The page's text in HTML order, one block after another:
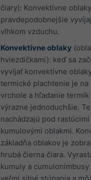
čiary): Konvektívne
pravdepodobnejšie
vlhkom vzduchu.
Konvektívne oblaky
hviezdičkami): keď sa
vyvíjať konvektívne
termické plachtenie je na
vrchole a hľadanie termík
výrazne jednoduchšie.
nachádzajú pod rastúcimi
kumulovými oblakmi.
základňa oblakov je
hrubá čierna čiara.
kumuly a cumulonimbusy
veľmi silné stúpania a